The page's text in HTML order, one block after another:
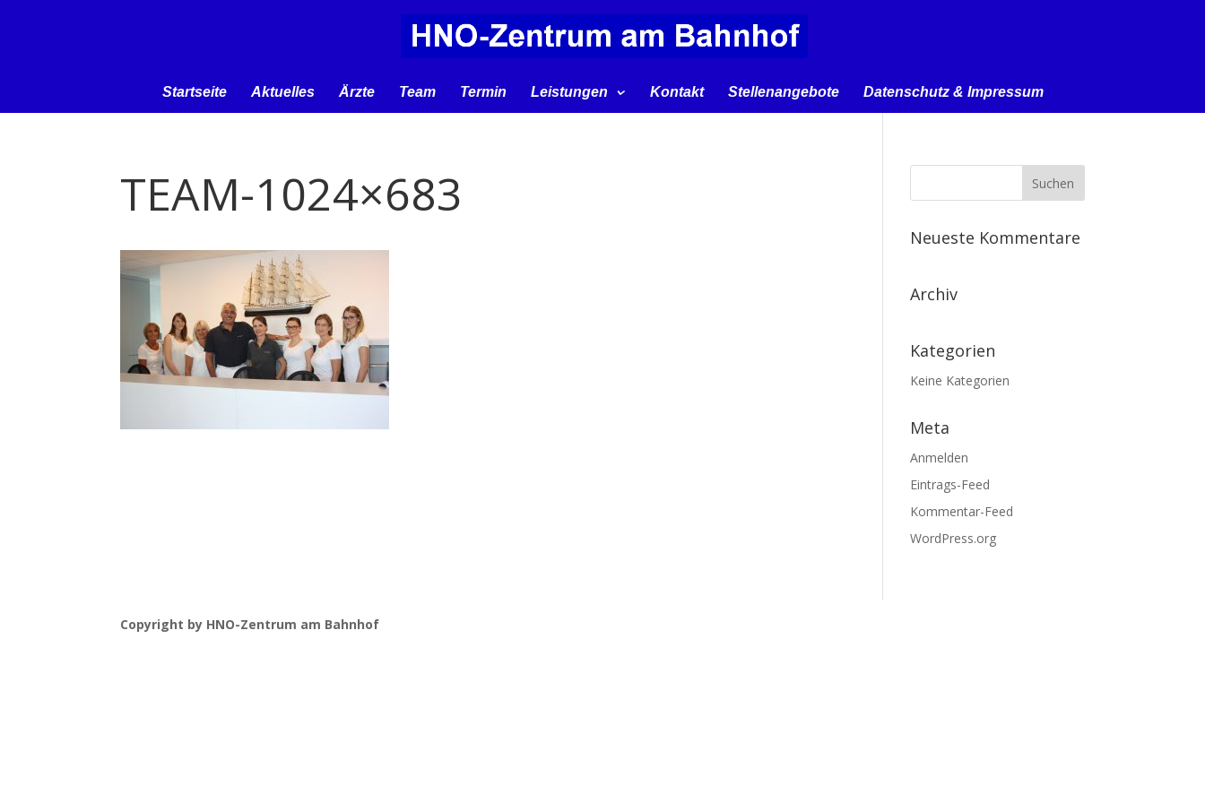
Startseite Aktuelles Ärzte Team Termin Leistungen Kontakt Stellenangebote Datenschutz & Impressum
TEAM-1024×683
Neueste Kommentare
Archiv
Kategorien
Keine Kategorien
Meta
Anmelden
Eintrags-Feed
Kommentar-Feed
WordPress.org
Copyright by HNO-Zentrum am Bahnhof